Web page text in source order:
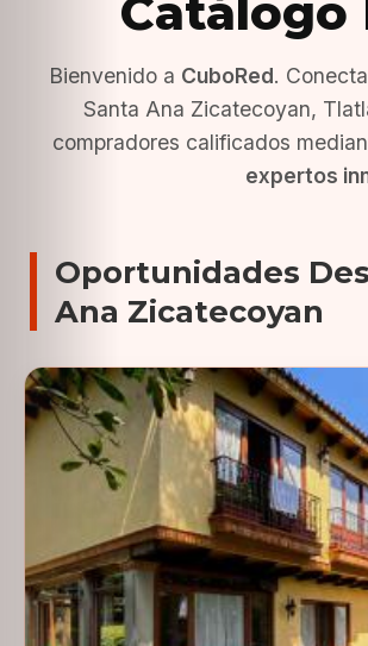
Catálogo
Bienvenido a CuboRed.
Santa Ana Zicatecoyan,
compradores calificados
expertos
Oportunidades
Ana Zicatecoyan